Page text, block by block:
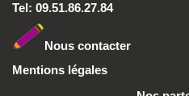
Tel: 09.51.86.27.84
Nous contacter
Mentions légales